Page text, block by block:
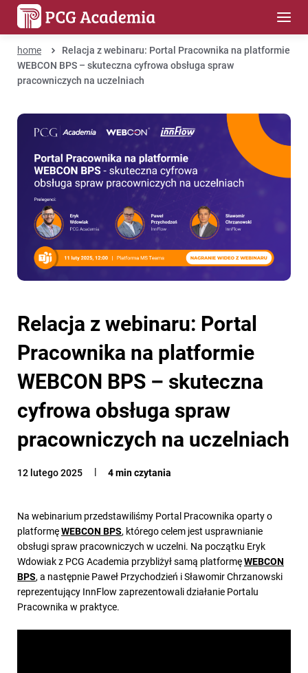
home
Relacja z webinaru: Portal Pracownika na platformie
WEBCON BPS – skuteczna cyfrowa obsługa spraw
pracowniczych na uczelniach
Relacja z webinaru: Portal
Pracownika na platformie
WEBCON BPS – skuteczna
cyfrowa obsługa spraw
pracowniczych na uczelniach
12 lutego 2025 4 min czytania
Na webinarium przedstawiliśmy Portal Pracownika oparty o
platformęWEBCON BPS, którego celem jest usprawnianie
obsługi spraw pracowniczych w uczelni. Na początku Eryk
Wdowiak z PCG Academia przybliżył samą platformęWEBCON
BPS, a następnie Paweł Przychodzień i Sławomir Chrzanowski
reprezentujący InnFlow zaprezentowali działanie Portalu
Pracownika w praktyce.